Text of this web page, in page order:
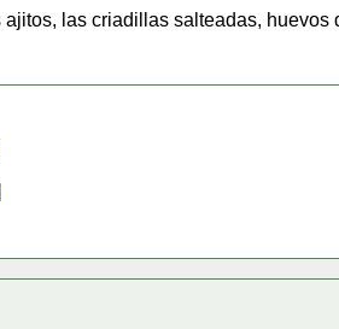
las criadillas salteadas,